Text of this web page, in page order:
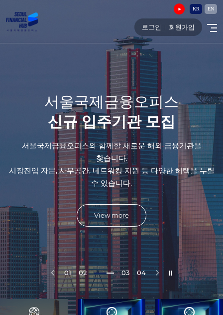
KR EN
로그인 회원가입
서울국제금융오피스
신규 입주기관 모집
서울국제금융오피스와 함께할 새로운 해외 금융기관을
찾습니다.
시장진입 자문, 사무공간, 네트워킹 지원 등 다양한 혜택을 누릴
수 있습니다.
View more
01 02 03 04